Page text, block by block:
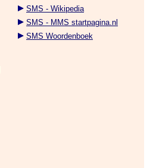
SMS - Wikipedia
SMS - MMS startpagina.nl
SMS Woordenboek